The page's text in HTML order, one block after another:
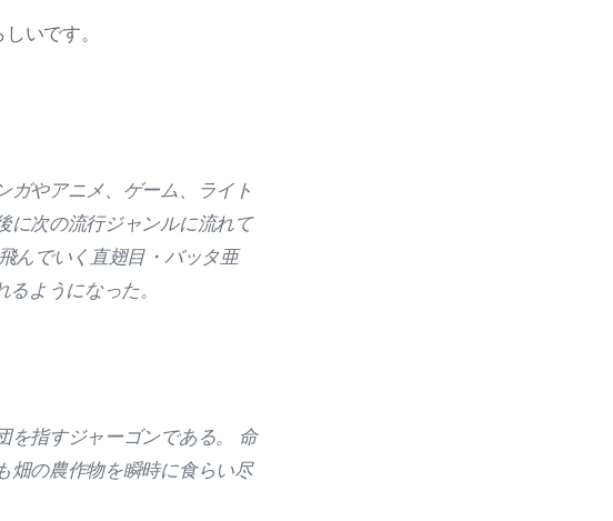
いです。
ガやアニメ、ゲーム、ライト
に次の流行ジャンルに流れて
んでいく直翅目・バッタ亜
ようになった。
を指すジャーゴンである。 命
畑の農作物を瞬時に食らい尽